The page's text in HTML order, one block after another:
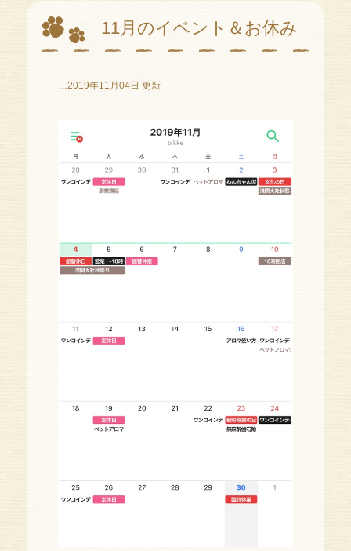
11月のイベント＆お休み
…2019年11月04日 更新